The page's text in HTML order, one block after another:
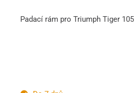
Padací rám pro Triumph Tiger